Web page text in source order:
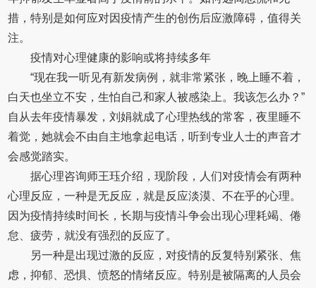
措，特别是如何应对因疫情产生的创伤后应激障碍，值得关
注。
疫情对心理健康的影响或将持续多年
“现在我一听见有新发病例，就非常紧张，晚上睡不着，
白天也坐立不安，生怕自己和家人被感染上。我该怎么办？”
自从去年疫情暴发，刘娟就成了心理热线的常客，夜里睡不
着觉，她就会不由自主地拿起电话，听到专业人士的声音才
会感觉踏实。
据心理咨询师王珏介绍，现阶段，人们对疫情会有两种
心理反应，一种是无反应，就是反应淡漠、不在乎的心理。
因为疫情持续时间长，长期与疫情斗争会出现心理耗竭、倦
怠、疲劳，就没有强烈的反应了。
另一种是出现过激的反应，对疫情的反复特别紧张、焦
虑，抑郁、恐惧、愤怒的情绪反应。特别是被隔离的人员会